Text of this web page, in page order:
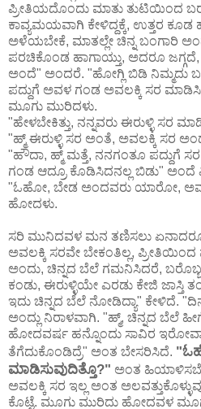
ಪ್ರೀತಿಯದೊಂದು ಮಾತು ತುಟಿಯಿಂದ
ಕಾವ್ಯಮಯವಾಗಿ ಕೇಳಿದ್ದಕ್ಕೆ, ಉತ್ತರ ಕೂಡ
ಅಳೆಯಬೇಕೆ, ಮಾತಲ್ಲೇ ಚಿನ್ನ ಬಂಗಾರಿ
ಪರಚಿಕೊಂಡ ಹಾಗಾಯ್ತು, ಅದರೂ ಜಗ್ಗದೆ,
ಅಂದೆ" ಅಂದರೆ. "ಹೋಗ್ಲಿ ಬಿಡಿ ನಿಮ್ಮದು
ಪದ್ದುಗೆ ಅವಳ ಗಂಡ ಅವಲಕ್ಕಿ ಸರ
ಮೂಗು ಮುರಿದಳು.
"ಹೇಳಬೇಕಿತ್ತು, ನನ್ನವರು ಈರುಳ್ಳಿ ಸರ
"ಹ್ಮ್ ಈರುಳ್ಳಿ ಸರ ಅಂತೆ, ಅವಲಕ್ಕಿ ಸರ
"ಹೌದಾ, ಹ್ಮ್ ಮತ್ತೆ, ನನಗಂತೂ ಪದ್ದುಗೆ
ಗಂಡ ಆದ್ರೂ ಕೊಡಿಸಿದನಲ್ಲ ಬಿಡು" ಅಂದೆ
"ಓಹೋ, ಬೇಡ ಅಂದವರು ಯಾರೋ,
ಹೋದಳು.
ಸರಿ ಮುನಿದವಳ ಮನ ತಣಿಸಲು
ಅವಲಕ್ಕಿ ಸರವೇ ಬೇಕಂತಿಲ್ಲ,
ಅಂದು, ಚಿನ್ನದ ಬೆಲೆ ಗಮನಿಸಿದರೆ, ಬರೊಬ್ಬರಿ
ಕಂಡು, ಈರುಳ್ಳಿಯೇ ಎರಡು ಕೇಜಿ
ಇದು ಚಿನ್ನದ ಬೆಲೆ ನೋಡಿದ್ಯಾ" ಕೇಳಿದೆ.
ಅಂದ್ಲು ನಿರಾಳವಾಗಿ. "ಹ್ಮ್, ಚಿನ್ನದ ಬೆಲೆ
ಹೋದವರ್ಷ ಹನ್ನೊಂದು ಸಾವಿರ
ತೆಗೆದುಕೊಂಡಿದ್ರೆ" ಅಂತ ಬೇಸರಿಸಿದೆ.
ಮಾಡಿಸುವುದಿತ್ತೊ?" ಅಂತ
ಅವಲಕ್ಕಿ ಸರ ಇಲ್ಲ ಅಂತ
ಕೊಟ್ಟೆ. ಮೂಗು ಮುರಿದು ಹೋದವಳ